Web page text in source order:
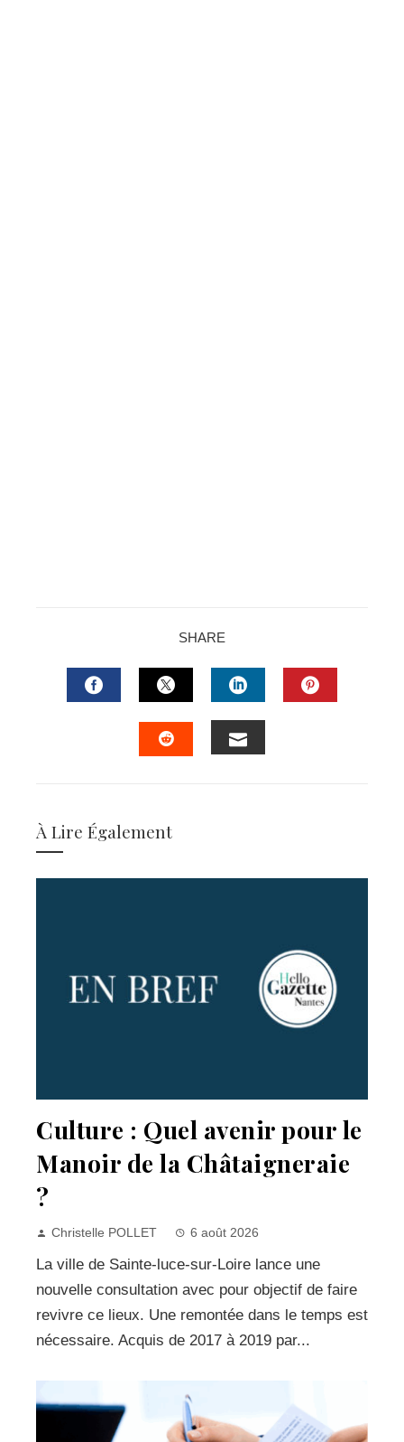
SHARE
FACEBOOKTWITTERLINKEDIN
À Lire Également
Culture : Quel avenir pour le
Manoir de la Châtaigneraie
?
Christelle POLLET 6 août 2026
La ville de Sainte-luce-sur-Loire lance une
nouvelle consultation avec pour objectif de faire
revivre ce lieux. Une remontée dans le temps est
nécessaire. Acquis de 2017 à 2019 par...